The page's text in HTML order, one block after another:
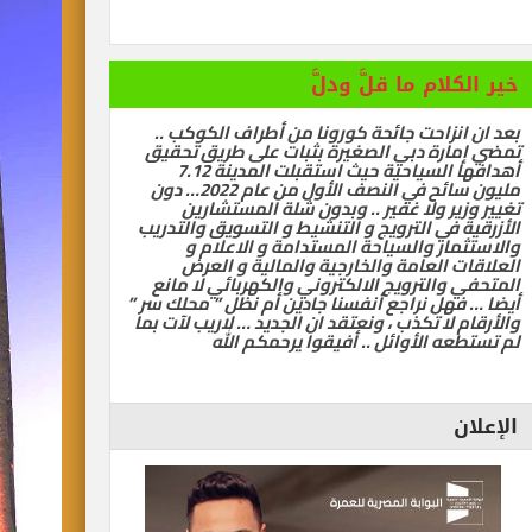
تسيّر رحلتين مباشرتين يومياً إلى كولومبو أول ديسمبر
خير الكلام ما قلَّ ودلَّ
بعد ان انزاحت جائحة كورونا من أطراف الكوكب ..
تمضي إمارة دبي الصغيرة بثبات على طريق تحقيق
أهدافها السياحية حيث استقبلت المدينة 7.12
مليون سائح في النصف الأول من عام 2022… دون
تغيير وزير ولا غفير .. وبدون شلة المستشارين
الأزرقية في الترويج و التنشيط و التسويق والتدريب
والاستثمار والسياحة المستدامة و الاعلام و
العلاقات العامة والخارجية والمالية و العرض
المتحفي والترويج الالكتروني والكهربائي لا مانع
أيضا … فهل نراجع أنفسنا جادين أم نظل ” محلك سر ”
والأرقام لا تكذب ، ونعتقد ان الجديد … لاريب لآت بما
لم تستطعه الأوائل .. أفيقوا يرحمكم الله
الإعلان